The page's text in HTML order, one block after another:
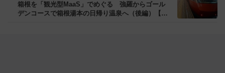
箱根を「観光型MaaS」でめぐる 強羅からゴール
デンコースで箱根湯本の日帰り温泉へ（後編）【コ